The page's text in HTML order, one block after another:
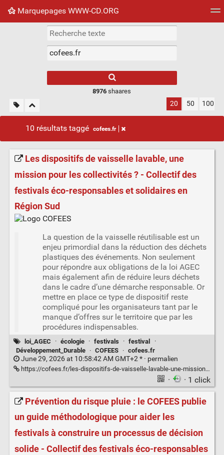
Marquepages WWW-CD.ORG
Nuage de tags Mur d'images
8976 shaares
20 50 100
10 résultats taggé cofees.fr
Les dispositifs de vaisselle lavable, une
mission pour les collectivités ? - Collectif des
festivals éco-responsables et solidaires en
Région Sud
La question de la vaisselle réutilisable est un
enjeu primordial dans la réduction des déchets
plastiques des événements. Non seulement
pour répondre aux obligations de la loi AGEC
mais également afin de réduire leurs déchets
dans le cadre d’une démarche responsable. Or
mettre en place ce type de dispositif reste
compliqué pour les organisateurs tant par le
manque d’offres sur le territoire que par les
procédures indispensables.
loi_AGEC · écologie · festivals · festival
·
Développement_Durable
· COFEES · cofees.fr
June 29, 2026 at 10:58:42 AM GMT+2 * · permalien
https://cofees.fr/les-dispositifs-de-vaisselle-lavable-une-mission-pour-les-collectivites/
· · 1 click
Prévention du risque pluie : le COFEES publie
un guide méthodologique pour aider les
festivals à construire un processus de décision
solide - Collectif des festivals éco-responsables